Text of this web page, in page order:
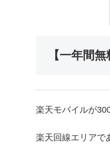
【一年間
楽天モバイルが
楽天回線エリアで